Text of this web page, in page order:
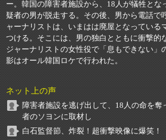
ー。韓国の障害者施設から、18人が犠牲とな
疑者の男が脱走する。その後、男から電話で
ャーナリストは、いまはは廃屋となっている
つける。そこには、男の独白とともに衝撃的
ジャーナリストの女性役で「息もできない」
影はオール韓国ロケで行われた。
ネット上の声
障害者施設を逃げ出して、18人の命を
者のソヨンに取材し
白石監督節、炸裂！超衝撃映像に爆笑！